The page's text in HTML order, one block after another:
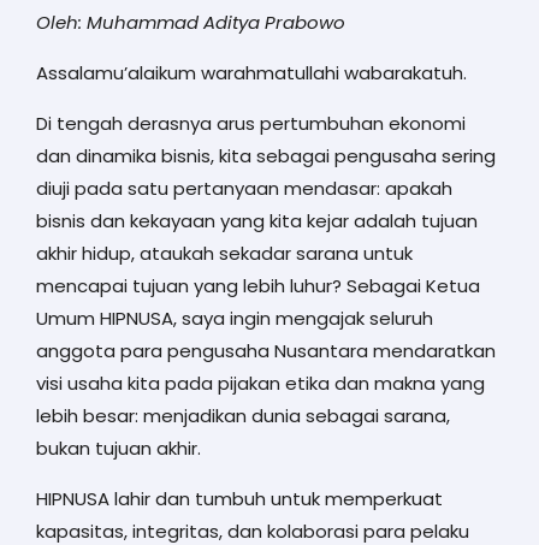
Oleh: Muhammad Aditya Prabowo
Assalamu’alaikum warahmatullahi wabarakatuh.
Di tengah derasnya arus pertumbuhan ekonomi
dan dinamika bisnis, kita sebagai pengusaha sering
diuji pada satu pertanyaan mendasar: apakah
bisnis dan kekayaan yang kita kejar adalah tujuan
akhir hidup, ataukah sekadar sarana untuk
mencapai tujuan yang lebih luhur? Sebagai Ketua
Umum HIPNUSA, saya ingin mengajak seluruh
anggota para pengusaha Nusantara mendaratkan
visi usaha kita pada pijakan etika dan makna yang
lebih besar: menjadikan dunia sebagai sarana,
bukan tujuan akhir.
HIPNUSA lahir dan tumbuh untuk memperkuat
kapasitas, integritas, dan kolaborasi para pelaku